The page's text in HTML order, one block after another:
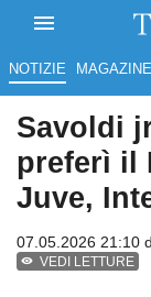
NOTIZIE MAGAZINE
Savoldi
preferì il
Juve,
07.05.2026 21:10
VEDI LETTURE